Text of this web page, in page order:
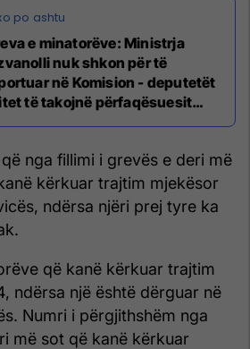
e minatorëve: Ministrja
nuk shkon për të
në Komision - deputetët
të takojnë përfaqësuesit
nga fillimi i grevës e deri më
kërkuar trajtim mjekësor
ndërsa njëri prej tyre ka
që kanë kërkuar trajtim
ndërsa një është dërguar në
Numri i përgjithshëm nga
më sot që kanë kërkuar